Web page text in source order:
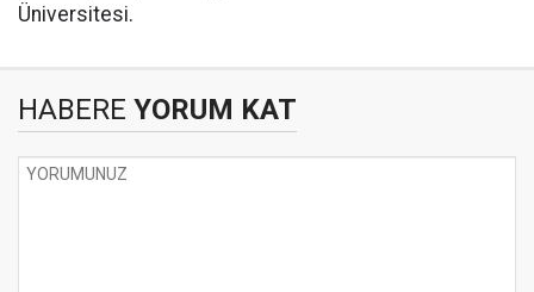
Üniversitesi.
HABERE YORUM KAT